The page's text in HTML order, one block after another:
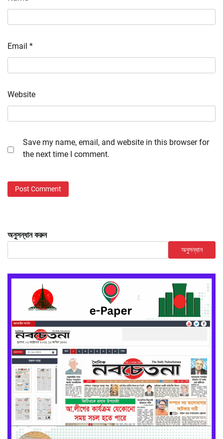
Email *
Website
Save my name, email, and website in this browser for
the next time I comment.
অনুসন্ধান করুন
অনুসন্ধান